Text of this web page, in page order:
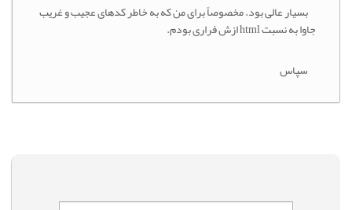
بسیار عالی بود. مخصوصاً برای من که به خاطر کدهای عجیب و غریب
جاوا به نسبت html ازش فراری بودم.
سپاس